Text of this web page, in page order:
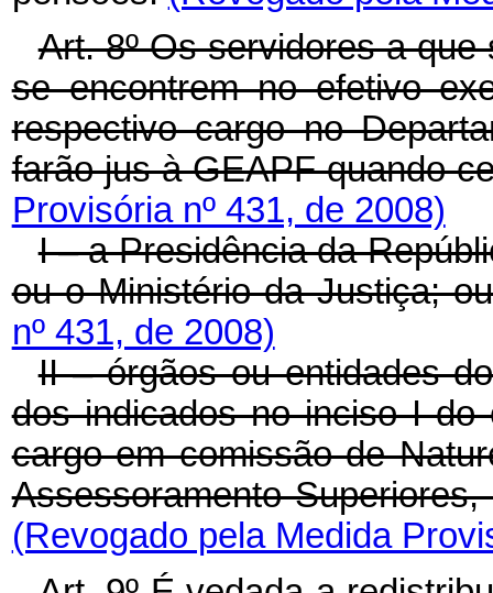
Art. 8º Os servidores a
se encontrem no efetivo
respectivo cargo no
farão jus à GEAPF quando
Provisória nº 431, de 2008)
I – a Presidência da
ou o Ministério da Justiça;
nº 431, de 2008)
II – órgãos ou entidades
dos indicados no inciso I do
cargo em comissão de
Assessoramento
(Revogado pela Medida